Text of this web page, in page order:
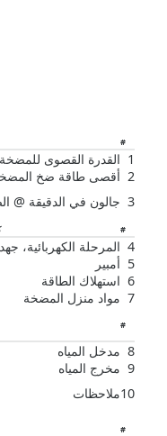
#
1 القدرة القصوى للمضخة
2 أقصى طاقة ضخ المضخة
3 جالون في الدقيقة @
#
4 المرحلة الكهربائية،
5 أمبير
6 استهلاك الطاقة
7 مواد منزل المضخة
#
8 مدخل المياه
9 مخرج المياه
10ملاحظات
#